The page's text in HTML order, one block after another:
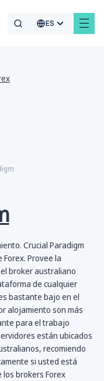
ES
Crucial Paradigm
Provee la
broker australiano
de cualquier
bastante bajo en el
alojamiento son más
para el trabajo
están ubicados
recomiendo
si usted está
los brokers Forex